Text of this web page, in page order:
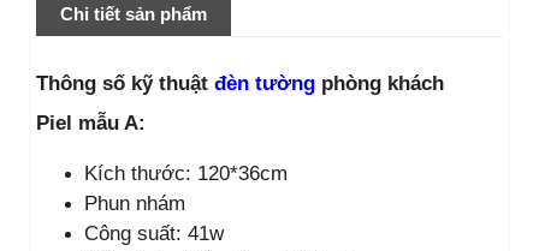
Chi tiết sản phẩm
Thông số kỹ thuật đèn tường phòng khách
Piel mẫu A:
Kích thước: 120*36cm
Phun nhám
Công suất: 41w